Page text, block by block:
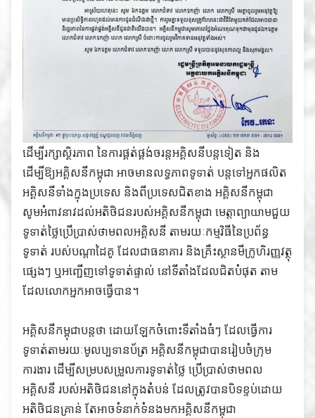
ដើម្បីរក្សាស្ថិរភាព នៃការផ្គត់ផ្គង់ចរន្តអគ្គិសនីបន្តទៀត និង
ដើម្បីឱ្យអគ្គិសនីកម្ពុជា អាចមានលទ្ធភាពទូទាត់ បន្តទៅអ្នកផលិត
អគ្គិសនីទាំងក្នុងប្រទេស និងពីប្រទេសជិតខាង អគ្គិសនីកម្ពុជា
សូមអំពាវនាវដល់អតិថិជនរបស់អគ្គិសនីកម្ពុជា មេត្តាព្យាយាមជួយ
ទូទាត់ថ្លៃប្រើប្រាស់ថាមពលអគ្គិសនី តាមរយៈកម្មវិធីនៃប្រព័ន្ធ
ទូទាត់ របស់បណ្តាដៃគូ ដែលជាធនាគារ និងគ្រឹះស្ថានមីក្រូហិរញ្ញវត្ថុ
ផ្សេងៗ ឬអញ្ជើញទៅទូទាត់ផ្ទាល់ នៅទីតាំងដែលជិតបំផុត តាម
ដែលលោកអ្នកអាចធ្វើបាន។
អគ្គិសនីកម្ពុជាបន្តថា ដោយឡែកចំពោះទីតាំងធំៗ ដែលធ្វើការ
ទូទាត់តាមរយៈមូលប្បទានប័ត្រ អគ្គិសនីកម្ពុជាបានរៀបចំក្រុម
ការងារ ដើម្បីសម្របសម្រួលការទូទាត់ថ្លៃ ប្រើប្រាស់ថាមពល
អគ្គិសនី របស់អតិថិជននៅក្នុងតំបន់ ដែលត្រូវបានបិទខ្ទប់ដោយ
អតិថិជនគ្រាន់ តែអាចទំនាក់ទំនងមកអគ្គិសនីកម្ពុជា